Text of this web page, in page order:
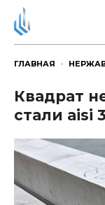
ГЛАВНАЯ
Квадрат
стали aisi